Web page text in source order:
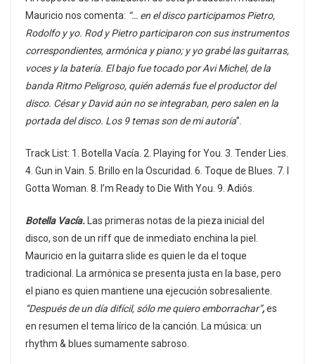
Mauricio nos comenta: “… en el disco participamos Pietro,
Rodolfo y yo. Rod y Pietro participaron con sus instrumentos
correspondientes, armónica y piano; y yo grabé las guitarras,
voces y la batería. El bajo fue tocado por Avi Michel, de la
banda Ritmo Peligroso, quién además fue el productor del
disco. César y David aún no se integraban, pero salen en la
portada del disco. Los 9 temas son de mi autoría”.
Track List: 1. Botella Vacía. 2. Playing for You. 3. Tender Lies.
4. Gun in Vain. 5. Brillo en la Oscuridad. 6. Toque de Blues. 7. I
Gotta Woman. 8. I’m Ready to Die With You. 9. Adiós.
Botella Vacía.
Las primeras notas de la pieza inicial del
disco, son de un riff que de inmediato enchina la piel.
Mauricio en la guitarra slide es quien le da el toque
tradicional. La armónica se presenta justa en la base, pero
el piano es quien mantiene una ejecución sobresaliente.
“Después de un día difícil, sólo me quiero emborrachar”,es
en resumen el tema lírico de la canción. La música: un
rhythm & blues sumamente sabroso.